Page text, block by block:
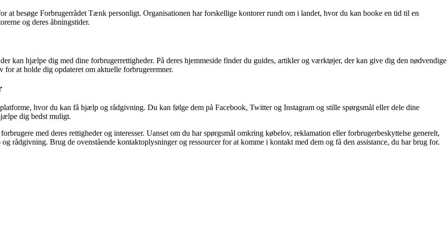
at besøge Forbrugerrådet Tænk personligt. Organisationen har forskellige kontorer rundt om i landet, hvor du kan booke en tid til en
og deres åbningstider.
kan hjælpe dig med dine forbrugerrettigheder. På deres hjemmeside finder du guides, artikler og værktøjer, der kan give dig den nødvendige
at holde dig opdateret om aktuelle forbrugeremner.
hvor du kan få hjælp og rådgivning. Du kan følge dem på Facebook, Twitter og Instagram og stille spørgsmål eller dele dine
dig bedst muligt.
med deres rettigheder og interesser. Uanset om du har spørgsmål omkring købelov, reklamation eller forbrugerbeskyttelse generelt,
rådgivning. Brug de ovenstående kontaktoplysninger og ressourcer for at komme i kontakt med dem og få den assistance, du har brug for.